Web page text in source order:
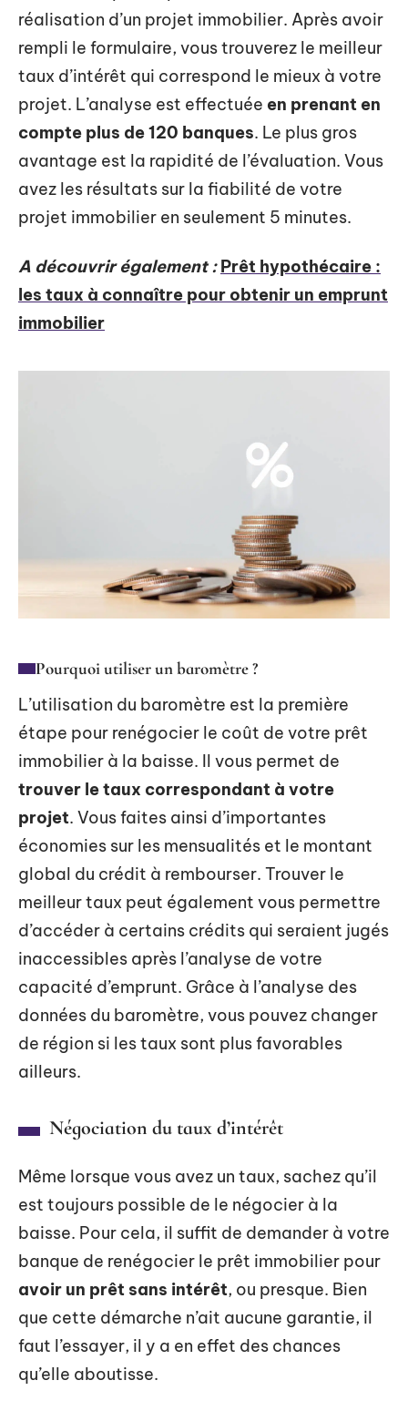
réalisation d’un projet immobilier. Après avoir
rempli le formulaire, vous trouverez le meilleur
taux d’intérêt qui correspond le mieux à votre
projet. L’analyse est effectuée en prenant en
compte plus de 120 banques. Le plus gros
avantage est la rapidité de l’évaluation. Vous
avez les résultats sur la fiabilité de votre
projet immobilier en seulement 5 minutes.
A découvrir également : Prêt hypothécaire :
les taux à connaître pour obtenir un emprunt
immobilier
Pourquoi utiliser un baromètre ?
L’utilisation du baromètre est la première
étape pour renégocier le coût de votre prêt
immobilier à la baisse. Il vous permet de
trouver le taux correspondant à votre
projet. Vous faites ainsi d’importantes
économies sur les mensualités et le montant
global du crédit à rembourser. Trouver le
meilleur taux peut également vous permettre
d’accéder à certains crédits qui seraient jugés
inaccessibles après l’analyse de votre
capacité d’emprunt. Grâce à l’analyse des
données du baromètre, vous pouvez changer
de région si les taux sont plus favorables
ailleurs.
Négociation du taux d’intérêt
Même lorsque vous avez un taux, sachez qu’il
est toujours possible de le négocier à la
baisse. Pour cela, il suffit de demander à votre
banque de renégocier le prêt immobilier pour
avoir un prêt sans intérêt, ou presque. Bien
que cette démarche n’ait aucune garantie, il
faut l’essayer, il y a en effet des chances
qu’elle aboutisse.